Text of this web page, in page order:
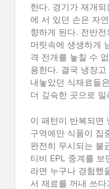
한다. 경기가 재개
에 서 있던 손은 자
향하게 된다. 전반
머릿속에 생생하게
격 전개를 놓칠 수
용한다. 결국 냉장
내놓았던 식재료들
더 깊숙한 곳으로 밀
이 패턴이 반복되면
구역에만 식품이 집
완전히 무시되는 불
티비 EPL 중계를 보
라면 누구나 경험했
서 재료를 꺼내 쓰